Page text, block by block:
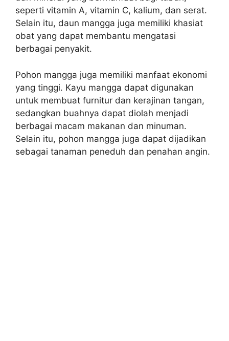
seperti vitamin A, vitamin C, kalium, dan serat.
Selain itu, daun mangga juga memiliki khasiat
obat yang dapat membantu mengatasi
berbagai penyakit.
Pohon mangga juga memiliki manfaat ekonomi
yang tinggi. Kayu mangga dapat digunakan
untuk membuat furnitur dan kerajinan tangan,
sedangkan buahnya dapat diolah menjadi
berbagai macam makanan dan minuman.
Selain itu, pohon mangga juga dapat dijadikan
sebagai tanaman peneduh dan penahan angin.